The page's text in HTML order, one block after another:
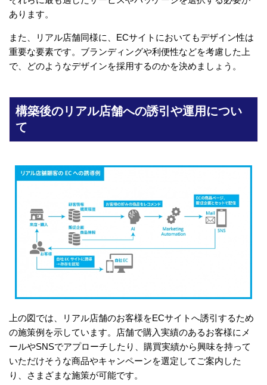
あります。
また、リアル店舗同様に、ECサイトにおいてもデザイン性は
重要な要素です。ブランディングや利便性などを考慮した上
で、どのようなデザインを採用するのかを決めましょう。
構築後のリアル店舗への誘引や運用につい
て
上の図では、リアル店舗のお客様をECサイトへ誘引するため
の施策例を示しています。店舗で購入実績のあるお客様にメ
ールやSNSでアプローチしたり、購買実績から興味を持って
いただけそうな商品やキャンペーンを選定してご案内した
り、さまざまな施策が可能です。